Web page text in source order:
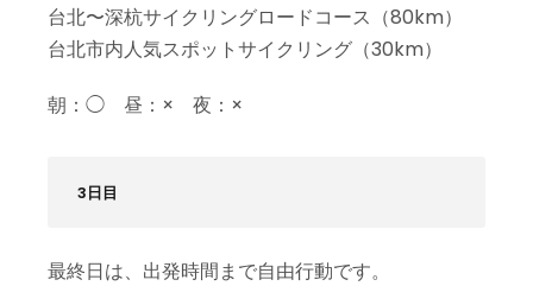
台北〜深杭サイクリングロードコース（80km）
台北市内人気スポットサイクリング（30km）
朝：◯ 昼：× 夜：×
3日目
最終日は、出発時間まで自由行動です。